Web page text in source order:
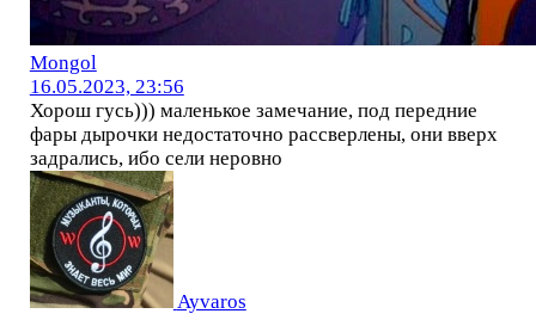
Mоngol
16.05.2023, 23:56
Хорош гусь))) маленькое замечание, под передние
фары дырочки недостаточно рассверлены, они вверх
задрались, ибо сели неровно
Ayvaros